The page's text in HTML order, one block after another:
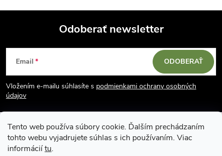
Tento web používa súbory cookie. Ďalším prechádzaním
tohto webu vyjadrujete súhlas s ich používaním. Viac
informáciítu.
Z
á
p
ä
Odoberať newsletter
Email
Vložením e-mailu súhlasíte s podmienkami ochrany osobných
údajov
ODOBERAŤ